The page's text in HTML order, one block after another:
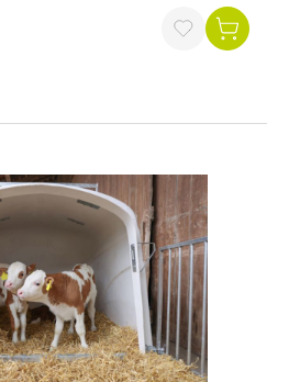
kann die Umzäunung je nach
werden.Zaunteil Gitter,
x Breite 3 cm x Höhe 120 cm